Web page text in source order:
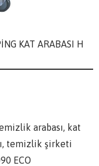
KAT ARABASI H
arabası, kat
temizlik şirketi
ECO